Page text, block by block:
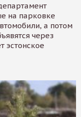
на парковке
а потом
через
эстонское